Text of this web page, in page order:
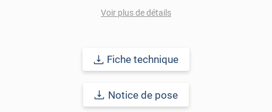
Effet vis à vis vraiment efficace
CONSELLER VIVEMENT.
Joue parfaitement son rôle.
nuit, l'effet miroir se renverse et ne vous protège plus des regards
extérieurs. Il est donc nécessaire d'avoir une solution telle que
Ce film s'adaptera parfaitement à tout type de lieux : en
Ce film 2 en 1 est à poser sur le côté intérieur de votre vitrage. S'il
Voir plus de détails
Fiche technique
Notice de pose